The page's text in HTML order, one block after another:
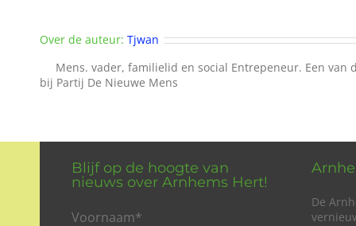
Over de auteur: Tjwan
Mens. vader, familielid en social Entrepeneur. Een
bij Partij De Nieuwe Mens
Blijf op de hoogte van
nieuws over Arnhems Hert!
Voornaam*
De